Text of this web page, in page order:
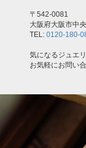
〒542-0081
大阪府大阪市中
TEL: 0120-180-
気になるジュエ
お気軽にお問い